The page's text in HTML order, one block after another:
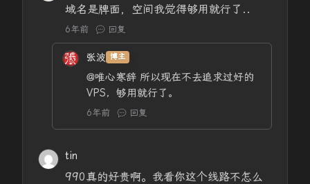
域名是牌面，空间我觉得够用就行了..
6年前 回复
张波 博主
@唯心寒辞 所以现在不去追求过好的
VPS，够用就行了。
6年前 回复
tin
990真的好贵啊。我看你这个线路不怎么